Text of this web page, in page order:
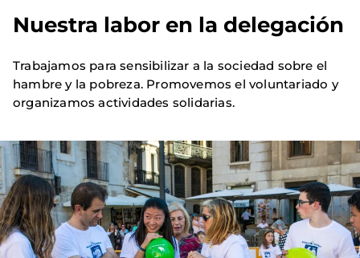
Nuestra labor en la delegación
Trabajamos para sensibilizar a la sociedad sobre el
hambre y la pobreza. Promovemos el voluntariado y
organizamos actividades solidarias.